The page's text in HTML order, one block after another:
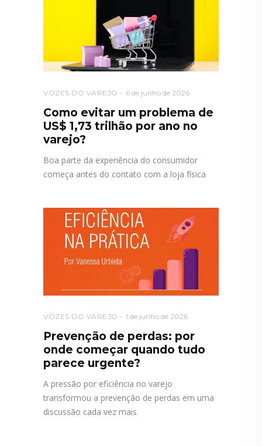
VOZES DO VAREJO 6 de junho de 2026
Como evitar um problema de
US$ 1,73 trilhão por ano no
varejo?
Boa parte da experiência do consumidor
começa antes do contato com a loja física
VOZES DO VAREJO 1 de junho de 2026
Prevenção de perdas: por
onde começar quando tudo
parece urgente?
A pressão por eficiência no varejo
transformou a prevenção de perdas em uma
discussão cada vez mais